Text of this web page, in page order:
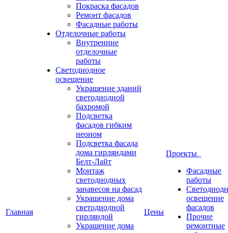
Главная
Покраска фасадов
Ремонт фасадов
Фасадные работы
Отделочные работы
Внутренние
отделочные
работы
Светодиодное
освещение
Украшение зданий
светодиодной
бахромой
Подсветка
фасадов гибким
неоном
Подсветка фасада
дома гирляндами
Белт-Лайт
Монтаж
светодиодных
занавесов на фасад
Украшение дома
светодиодной
гирляндой
Украшение дома
Цены
Проекты
Фасадные
работы
освещение
фасадов
Прочие
ремонтные